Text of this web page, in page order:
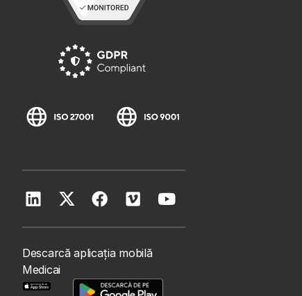
Descarcă aplicația mobilă
Medicai